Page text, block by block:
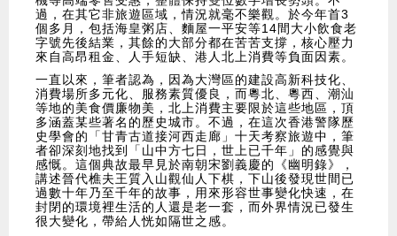
過，在其它非旅遊區域，情況就毫不樂觀。於今年首3
個多月，包括海皇粥店、麵屋一平安等14間大小飲食老
字號先後結業，其餘的大部分都在苦苦支撐，核心壓力
來自高昂租金、人手短缺、港人北上消費等負面因素。
一直以來，筆者認為，因為大灣區的建設高新科技化、
消費場所多元化、服務素質優良，而粵北、粵西、潮汕
等地的美食價廉物美，北上消費主要限於這些地區，頂
多涵蓋某些著名的歷史城市。不過，在這次香港警隊歷
史學會的「甘青古道接河西走廊」十天考察旅遊中，筆
者卻深刻地找到「山中方七日，世上已千年」的感覺與
感慨。這個典故最早見於南朝宋劉義慶的《幽明錄》，
講述晉代樵夫王質入山觀仙人下棋，下山後發現世間已
過數十年乃至千年的故事，用來形容世事變化快速，在
封閉的環境裡生活的人還是老一套，而外界情況已發生
很大變化，帶給人恍如隔世之感。